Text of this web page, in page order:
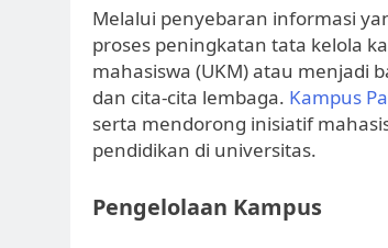
Melalui penyebaran informasi
proses peningkatan tata kelola
mahasiswa (UKM) atau menjadi
dan cita-cita lembaga. Kampus
serta mendorong inisiatif
pendidikan di universitas.
Pengelolaan Kampus